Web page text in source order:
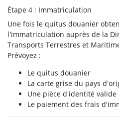
Étape 4 : Immatriculation
Une fois le quitus douanier
l'immatriculation auprès de la
Transports Terrestres et
Prévoyez :
Le quitus douanier
La carte grise du pays
Une pièce d'identité valide
Le paiement des frais